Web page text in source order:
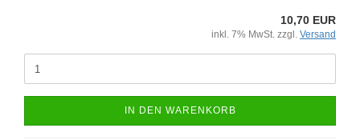
10,70 EUR
inkl. 7% MwSt. zzgl. Versand
IN DEN WARENKORB